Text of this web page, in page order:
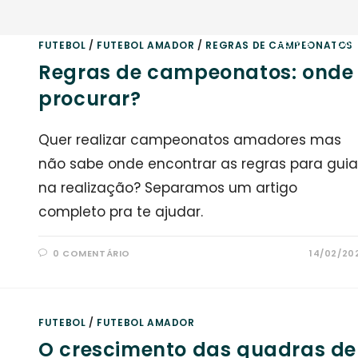
Home
FUTEBOL / FUTEBOL AMADOR / REGRAS DE CAMPEONATOS
Regras de campeonatos: onde
procurar?
Quer realizar campeonatos amadores mas
não sabe onde encontrar as regras para
na realização? Separamos um artigo
completo pra te ajudar.
0 COMENTÁRIO 14/02/
FUTEBOL / FUTEBOL AMADOR
O crescimento das quadras de